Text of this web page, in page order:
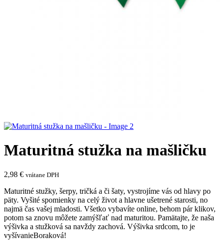
Maturitná stužka na mašličku
2,98 € vrátane DPH
Maturitné stužky, šerpy, tričká a či šaty, vystrojíme vás od hlavy po
päty. Vyšité spomienky na celý život a hlavne ušetrené starosti, no
najmä čas vašej mladosti. Všetko vybavíte online, behom pár klikov,
potom sa znovu môžete zamýšľať nad maturitou. Pamätajte, že naša
výšivka a stužková sa navždy zachová. Výšivka srdcom, to je
vyšívanieBoraková!